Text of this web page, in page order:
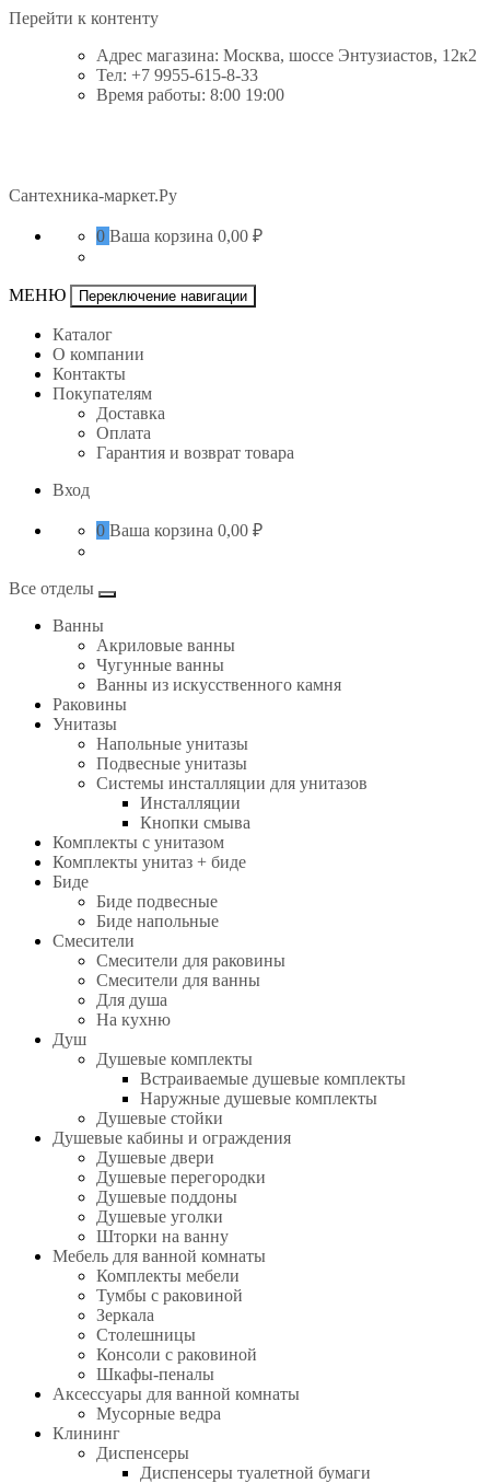
Перейти к контенту
Адрес магазина: Москва, шоссе Энтузиастов, 12к2
Тел: +7 9955-615-8-33
Время работы: 8:00 19:00
Сантехника-маркет.Ру
0 Ваша корзина 0,00 ₽
МЕНЮ Переключение навигации
Каталог
О компании
Контакты
Покупателям
Доставка
Оплата
Гарантия и возврат товара
Вход
0 Ваша корзина 0,00 ₽
Все отделы
Ванны
Акриловые ванны
Чугунные ванны
Ванны из искусственного камня
Раковины
Унитазы
Напольные унитазы
Подвесные унитазы
Системы инсталляции для унитазов
Инсталляции
Кнопки смыва
Комплекты с унитазом
Комплекты унитаз + биде
Биде
Биде подвесные
Биде напольные
Смесители
Смесители для раковины
Смесители для ванны
Для душа
На кухню
Душ
Душевые комплекты
Встраиваемые душевые комплекты
Наружные душевые комплекты
Душевые стойки
Душевые кабины и ограждения
Душевые двери
Душевые перегородки
Душевые поддоны
Душевые уголки
Шторки на ванну
Мебель для ванной комнаты
Комплекты мебели
Тумбы с раковиной
Зеркала
Столешницы
Консоли с раковиной
Шкафы-пеналы
Аксессуары для ванной комнаты
Мусорные ведра
Клининг
Диспенсеры
Диспенсеры туалетной бумаги